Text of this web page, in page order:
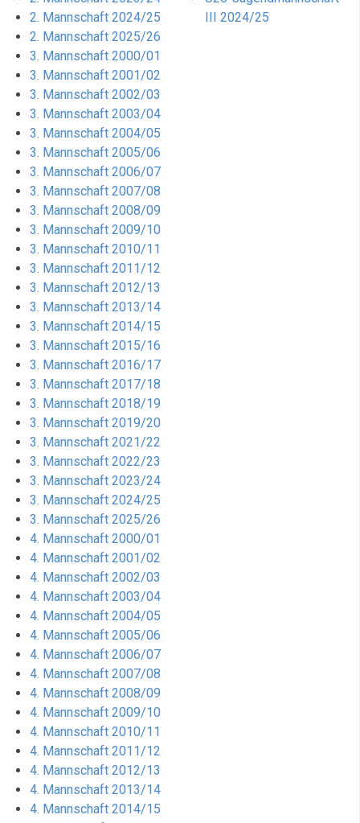
2. Mannschaft 2024/25
2. Mannschaft 2025/26
3. Mannschaft 2000/01
3. Mannschaft 2001/02
3. Mannschaft 2002/03
3. Mannschaft 2003/04
3. Mannschaft 2004/05
3. Mannschaft 2005/06
3. Mannschaft 2006/07
3. Mannschaft 2007/08
3. Mannschaft 2008/09
3. Mannschaft 2009/10
3. Mannschaft 2010/11
3. Mannschaft 2011/12
3. Mannschaft 2012/13
3. Mannschaft 2013/14
3. Mannschaft 2014/15
3. Mannschaft 2015/16
3. Mannschaft 2016/17
3. Mannschaft 2017/18
3. Mannschaft 2018/19
3. Mannschaft 2019/20
3. Mannschaft 2021/22
3. Mannschaft 2022/23
3. Mannschaft 2023/24
3. Mannschaft 2024/25
3. Mannschaft 2025/26
4. Mannschaft 2000/01
4. Mannschaft 2001/02
4. Mannschaft 2002/03
4. Mannschaft 2003/04
4. Mannschaft 2004/05
4. Mannschaft 2005/06
4. Mannschaft 2006/07
4. Mannschaft 2007/08
4. Mannschaft 2008/09
4. Mannschaft 2009/10
4. Mannschaft 2010/11
4. Mannschaft 2011/12
4. Mannschaft 2012/13
4. Mannschaft 2013/14
4. Mannschaft 2014/15
III 2024/25